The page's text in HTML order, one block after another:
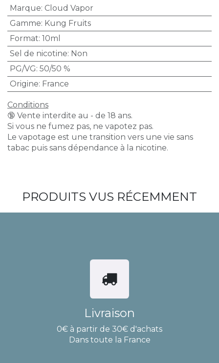
Marque: Cloud Vapor
Gamme: Kung Fruits
Format: 10ml
Sel de nicotine: Non
PG/VG: 50/50 %
Origine: France
Conditions
🔞 Vente interdite au - de 18 ans.
Si vous ne fumez pas, ne vapotez pas.
Le vapotage est une transition vers une vie sans
tabac puis sans dépendance à la nicotine.
PRODUITS VUS RÉCEMMENT
Livraison
0€ à partir de 30€ d'achats
Dans toute la France